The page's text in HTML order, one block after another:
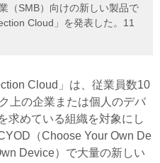
（SMB）向けの新しい製品で
Cloud」を発表した。11
Cloud」は、従業員数10
上の企業または個人のデバ
求めている組織を対象にし
（Choose Your Own De
Device）で大量の新しい